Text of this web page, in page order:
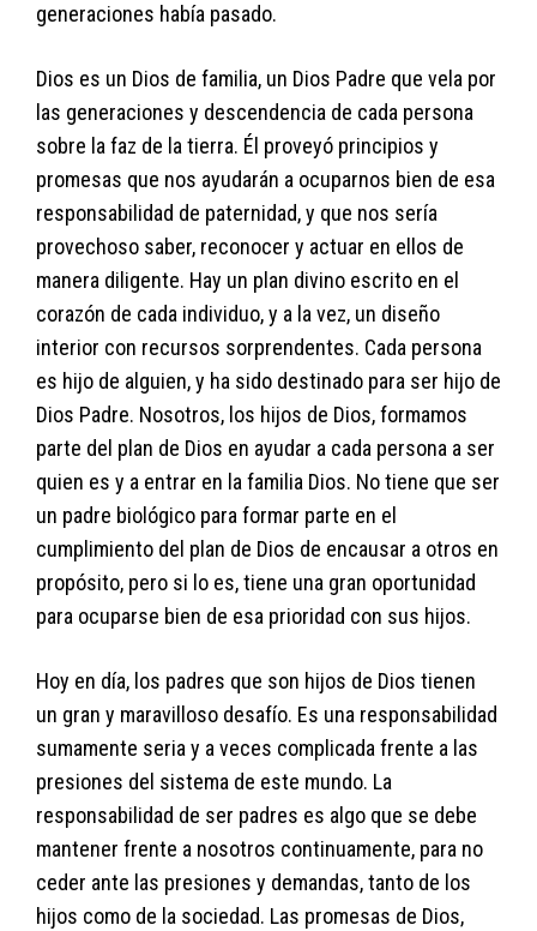
generaciones había pasado.
Dios es un Dios de familia, un Dios Padre que vela por
las generaciones y descendencia de cada persona
sobre la faz de la tierra. Él proveyó principios y
promesas que nos ayudarán a ocuparnos bien de esa
responsabilidad de paternidad, y que nos sería
provechoso saber, reconocer y actuar en ellos de
manera diligente. Hay un plan divino escrito en el
corazón de cada individuo, y a la vez, un diseño
interior con recursos sorprendentes. Cada persona
es hijo de alguien, y ha sido destinado para ser hijo de
Dios Padre. Nosotros, los hijos de Dios, formamos
parte del plan de Dios en ayudar a cada persona a ser
quien es y a entrar en la familia Dios. No tiene que ser
un padre biológico para formar parte en el
cumplimiento del plan de Dios de encausar a otros en
propósito, pero si lo es, tiene una gran oportunidad
para ocuparse bien de esa prioridad con sus hijos.
Hoy en día, los padres que son hijos de Dios tienen
un gran y maravilloso desafío. Es una responsabilidad
sumamente seria y a veces complicada frente a las
presiones del sistema de este mundo. La
responsabilidad de ser padres es algo que se debe
mantener frente a nosotros continuamente, para no
ceder ante las presiones y demandas, tanto de los
hijos como de la sociedad. Las promesas de Dios,